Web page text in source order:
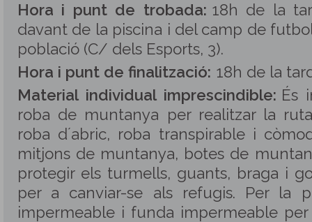
Hora i punt de trobada: 18h de la
davant de la piscina i del camp de
població (C/ dels Esports, 3).
Hora i punt de finalització: 18h de la
Material individual imprescindible: És
roba de muntanya per realitzar la
roba d´abric, roba transpirable i
mitjons de muntanya, botes de
protegir els turmells, guants, braga i
per a canviar-se als refugis. Per la
impermeable i funda impermeable per